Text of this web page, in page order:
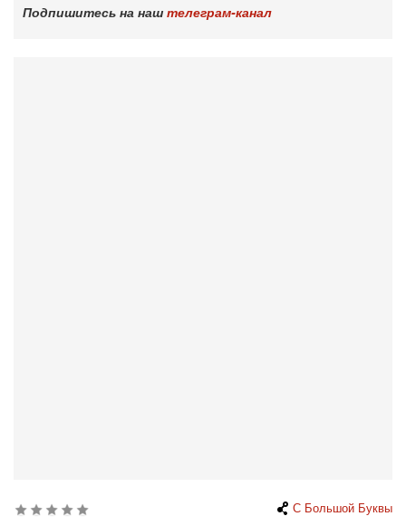
Подпишитесь на наш телеграм-канал
С Большой Буквы